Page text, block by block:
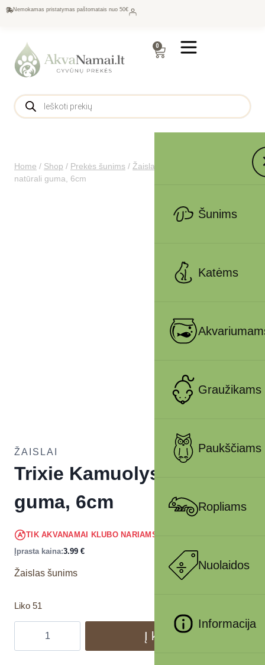
Nemokamas pristatymas paštomatais nuo 50€
0
Šunims
Katėms
Graužikams
Paukščiams
Ropliams
Nuolaidos
Informacija
Home / Shop / Prekės šunims / Žaislai
natūrali guma, 6cm
ŽAISLAI
Trixie Kamuolys, natūrali
guma, 6cm
TIK AKVANAMAI KLUBO NARIAMS
Įprasta kaina:3.99 €
Žaislas šunims
Liko 51
Į krepšelį